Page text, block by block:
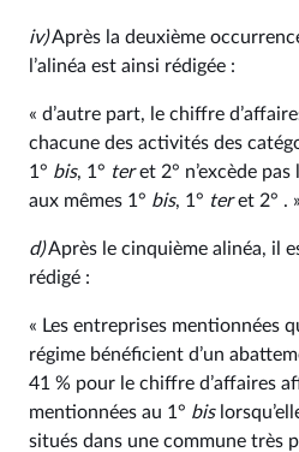
iv)Après la deuxième
l’alinéa est ainsi rédigée :
« d’autre part, le chiffre
chacune des activités des
1° bis, 1° teret 2° n’excède
aux mêmes 1° bis, 1° teret 2° .
d)Après le cinquième alinéa, il
rédigé :
« Les entreprises mentionnées
régime bénéficient d’un
41 % pour le chiffre d’affaires
mentionnées au 1° bis
situés dans une commune très